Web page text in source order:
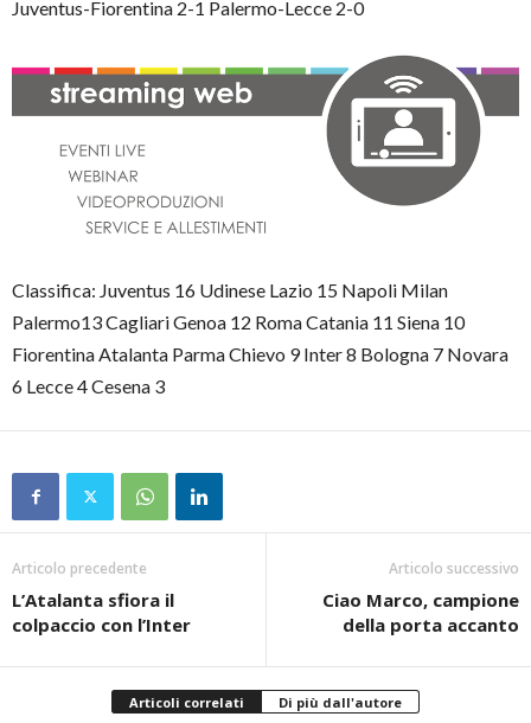
Juventus-Fiorentina 2-1 Palermo-Lecce 2-0
Classifica: Juventus 16 Udinese Lazio 15 Napoli Milan
Palermo13 Cagliari Genoa 12 Roma Catania 11 Siena 10
Fiorentina Atalanta Parma Chievo 9 Inter 8 Bologna 7 Novara
6 Lecce 4 Cesena 3
Articolo precedente
L’Atalanta sfiora il
colpaccio con l’Inter
Articolo successivo
Ciao Marco, campione
della porta accanto
Articoli correlati Di più dall'autore